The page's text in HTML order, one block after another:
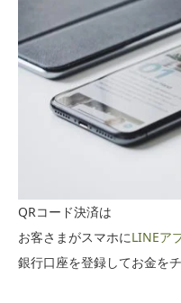
QRコード決済は
お客さまがスマホにLINEア
銀行口座を登録してお金を